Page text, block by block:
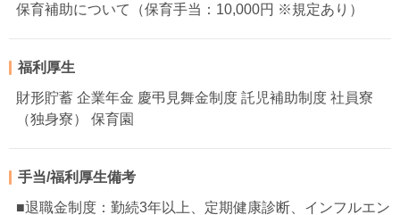
保育補助について（保育手当：10,000円 ※規定あり）
福利厚生
財形貯蓄 企業年金 慶弔見舞金制度 託児補助制度 社員寮
（独身寮） 保育園
手当/福利厚生備考
■退職金制度：勤続3年以上、定期健康診断、インフルエン